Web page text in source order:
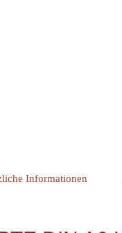
Informationen